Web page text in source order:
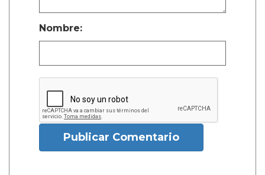
Nombre:
Publicar Comentario